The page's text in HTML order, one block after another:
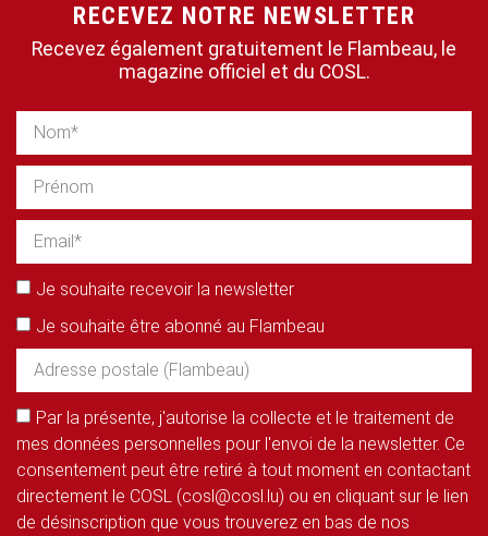
RECEVEZ NOTRE NEWSLETTER
Recevez également gratuitement le Flambeau, le
magazine officiel et du COSL.
Je souhaite recevoir la newsletter
Je souhaite être abonné au Flambeau
Par la présente, j'autorise la collecte et le traitement de
mes données personnelles pour l'envoi de la newsletter. Ce
consentement peut être retiré à tout moment en contactant
directement le COSL (cosl@cosl.lu) ou en cliquant sur le lien
de désinscription que vous trouverez en bas de nos